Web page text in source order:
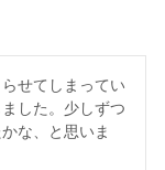
せてしまってい
した。少しずつ
な、と思いま